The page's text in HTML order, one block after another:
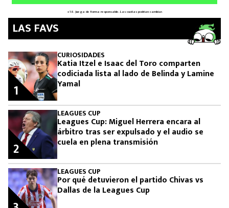
LAS FAVS
CURIOSIDADES
Katia Itzel e Isaac del Toro comparten
codiciada lista al lado de Belinda y Lamine
Yamal
1
LEAGUES CUP
Leagues Cup: Miguel Herrera encara al
árbitro tras ser expulsado y el audio se
cuela en plena transmisión
2
LEAGUES CUP
Por qué detuvieron el partido Chivas vs
Dallas de la Leagues Cup